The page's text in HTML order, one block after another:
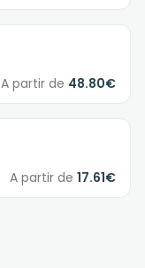
A partir de 48.80€
A partir de 17.61€